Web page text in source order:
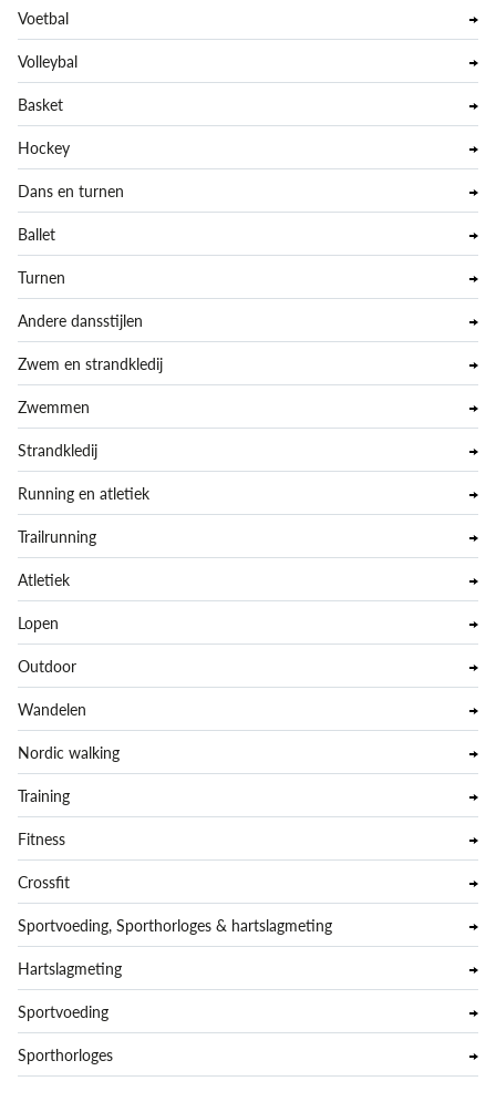
Voetbal
Volleybal
Basket
Hockey
Dans en turnen
Ballet
Turnen
Andere dansstijlen
Zwem en strandkledij
Zwemmen
Strandkledij
Running en atletiek
Trailrunning
Atletiek
Lopen
Outdoor
Wandelen
Nordic walking
Training
Fitness
Crossfit
Sportvoeding, Sporthorloges & hartslagmeting
Hartslagmeting
Sportvoeding
Sporthorloges